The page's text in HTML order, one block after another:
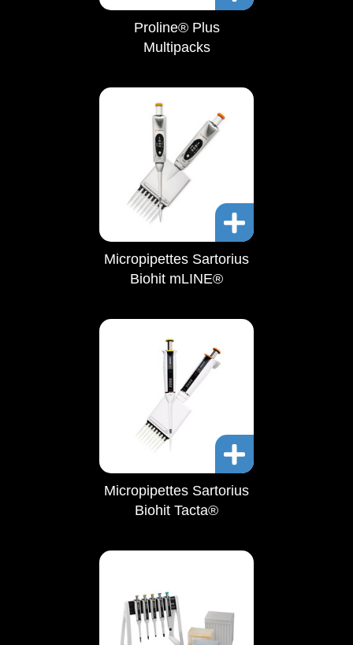
Proline® Plus
Multipacks
Micropipettes Sartorius
Biohit mLINE®
Micropipettes Sartorius
Biohit Tacta®